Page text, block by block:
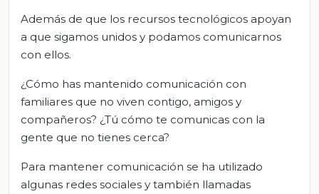
Además de que los recursos tecnológicos apoyan
a que sigamos unidos y podamos comunicarnos
con ellos.
¿Cómo has mantenido comunicación con
familiares que no viven contigo, amigos y
compañeros? ¿Tú cómo te comunicas con la
gente que no tienes cerca?
Para mantener comunicación se ha utilizado
algunas redes sociales y también llamadas